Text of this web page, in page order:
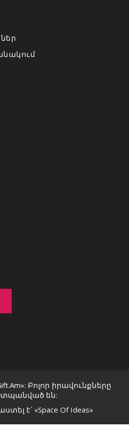
Բոլոր իրավունքները
են:
է` «Space Of Ideas»